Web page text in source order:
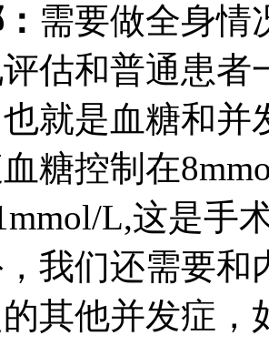
需要做全身情
估和普通患
就是血糖和
糖控制在
L,这是手
们还需要和
其他并发症